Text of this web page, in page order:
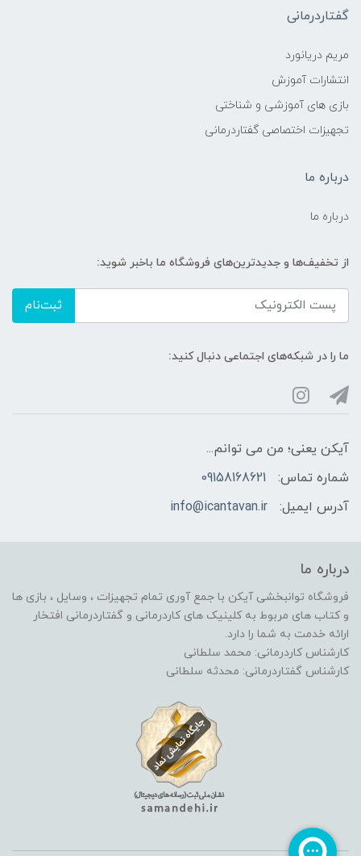
گفتاردرمانی
مریم دریانورد
انتشارات آموزش
بازی های آموزشی و شناختی
تجهیزات اختصاصی گفتاردرمانی
درباره ما
درباره ما
از تخفیف‌ها و جدیدترین‌های فروشگاه ما باخبر شوید:
ثبت‌نام
ما را در شبکه‌های اجتماعی دنبال کنید:
آیکن یعنی؛ من می توانم...
شماره تماس:
09158168621
آدرس ایمیل:
info@icantavan.ir
درباره ما
فروشگاه توانبخشی آیکن با جمع آوری تمام تجهیزات ، وسایل ، بازی ها
و کتاب های مربوط به کلینیک های کاردرمانی و گفتاردرمانی افتخار
ارائه خدمت به شما را دارد.
کارشناس کاردرمانی: محمد سلطانی
کارشناس گفتاردرمانی: محدثه سلطانی